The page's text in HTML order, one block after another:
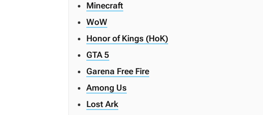
Minecraft
WoW
Honor of Kings (HoK)
GTA 5
Garena Free Fire
Among Us
Lost Ark